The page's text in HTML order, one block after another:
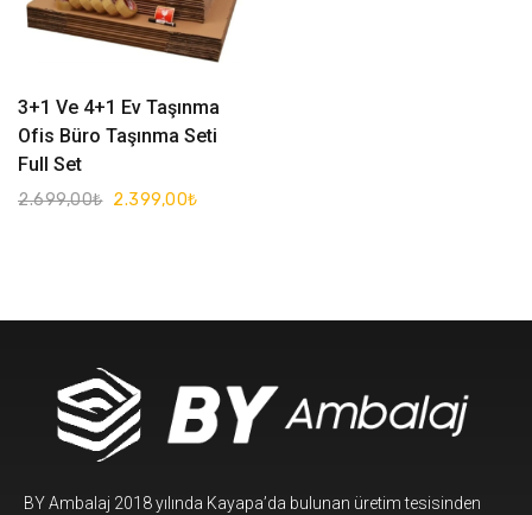
Read More
3+1 Ve 4+1 Ev Taşınma
Ofis Büro Taşınma Seti
Full Set
2.699,00₺ 2.399,00₺
BY Ambalaj 2018 yılında Kayapa’da bulunan üretim tesisinden